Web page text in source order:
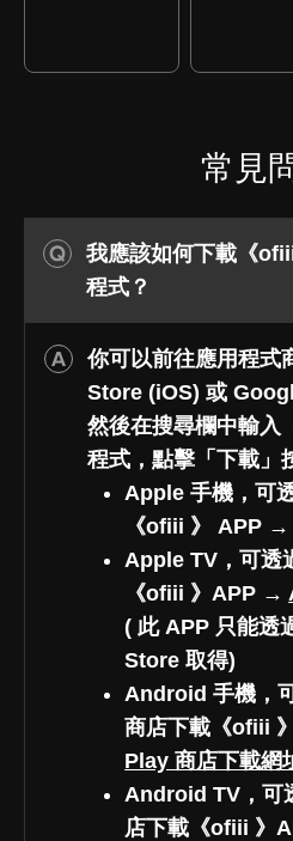
常見
我應該如何下載《
程式？
你可以前往應用程式
Store (iOS) 或
然後在搜尋欄中輸入
程式，點擊「下載」
Apple 手機，可
《ofiii 》 APP →
Apple TV，可透
《ofiii 》APP →
( 此 APP 只能透
Store 取得)
Android 手機，
商店下載《ofiii
Play 商店下載網
Android TV，可
店下載《ofiii 》